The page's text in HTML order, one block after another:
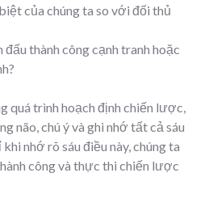
của chúng ta so với đối thủ
đấu thành công cạnh tranh hoặc
quá trình hoạch định chiến lược,
não, chú ý và ghi nhớ tất cả sáu
nhớ rõ sáu điều này, chúng ta
công và thực thi chiến lược